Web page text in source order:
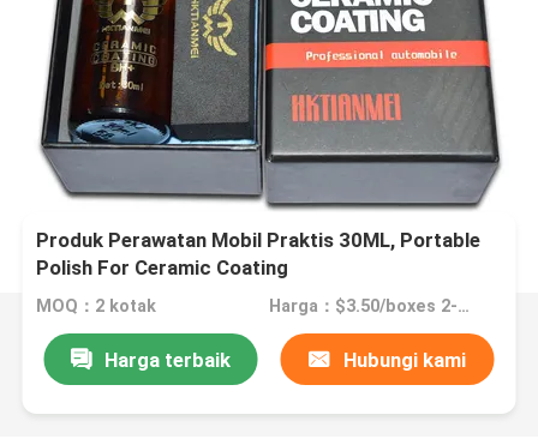
Produk Perawatan Mobil Praktis 30ML, Portable
Polish For Ceramic Coating
MOQ：2 kotak Harga：$3.50/boxes 2-999 boxes
Harga terbaik Hubungi kami